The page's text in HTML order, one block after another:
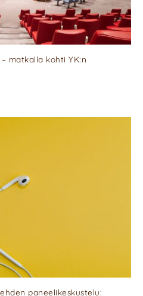
matkalla kohti YK:n
paneelikeskustelu: